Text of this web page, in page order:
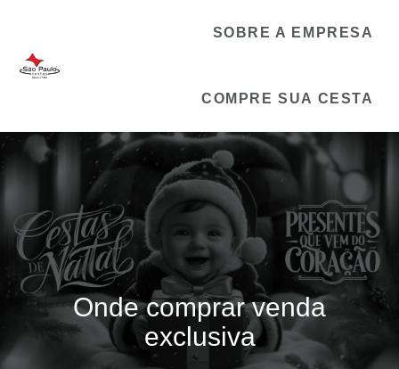
SOBRE A EMPRESA
COMPRE SUA CESTA
Onde comprar venda
exclusiva